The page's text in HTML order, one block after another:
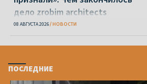
дело zrobim architects
08 АВГУСТА 2026 НОВОСТИ
ПОСЛЕДНИЕ